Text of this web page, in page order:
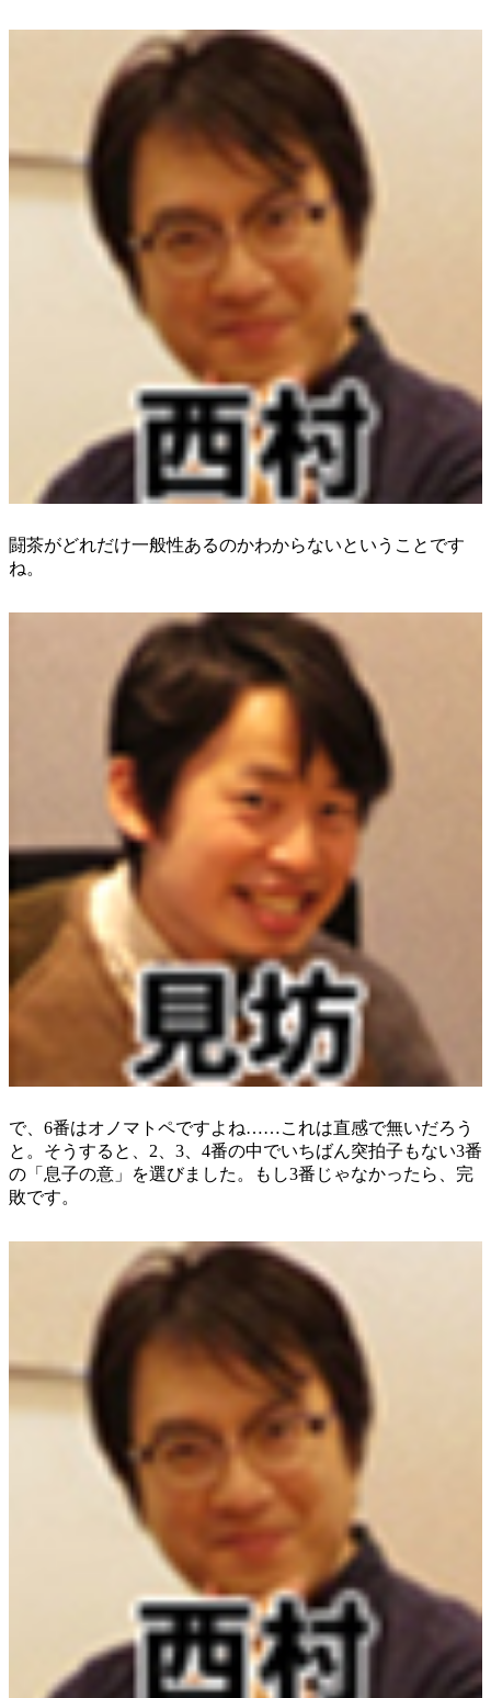
闘茶がどれだけ一般性あるのかわからないということです
ね。
で、6番はオノマトペですよね……これは直感で無いだろう
と。そうすると、2、3、4番の中でいちばん突拍子もない3番
の「息子の意」を選びました。もし3番じゃなかったら、完
敗です。